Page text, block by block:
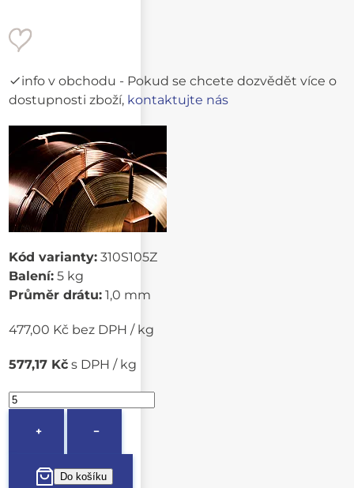
info v obchodu - Pokud se chcete dozvědět více o
dostupnosti zboží, kontaktujte nás
Kód varianty: 310S105Z
Balení: 5 kg
Průměr drátu: 1,0 mm
477,00 Kč bez DPH / kg
577,17 Kč s DPH / kg
+ −